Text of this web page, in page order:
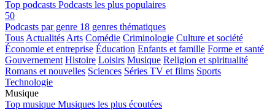
Top podcasts Podcasts les plus populaires
50
Podcasts par genre 18 genres thématiques
Tous Actualités Arts Comédie Criminologie Culture et société
Économie et entreprise Éducation Enfants et famille Forme et santé
Gouvernement Histoire Loisirs Musique Religion et spiritualité
Romans et nouvelles Sciences Séries TV et films Sports
Technologie
Musique
Top musique Musiques les plus écoutées